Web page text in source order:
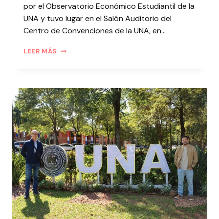
por el Observatorio Económico Estudiantil de la
UNA y tuvo lugar en el Salón Auditorio del
Centro de Convenciones de la UNA, en…
LEER MÁS